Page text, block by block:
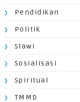
Pendidikan
Politik
Slawi
Sosialisasi
Spiritual
TMMD